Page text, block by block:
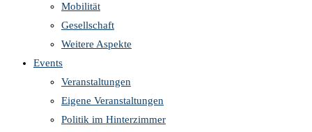
Mobilität
Gesellschaft
Weitere Aspekte
Events
Veranstaltungen
Eigene Veranstaltungen
Politik im Hinterzimmer